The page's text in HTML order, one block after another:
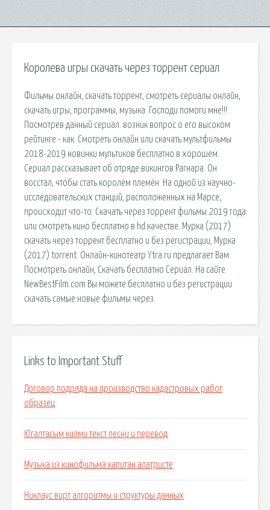
Королева игры скачать через торрент сериал
Фильмы онлайн, скачать торрент, смотреть сериалы онлайн,
скачать игры, программы, музыка. Господи помоги мне!!!
Посмотрев данный сериал. возник вопрос о его высоком
рейтинге - как. Смотреть онлайн или скачать мультфильмы
2018-2019 новинки мультиков бесплатно в хорошем.
Сериал рассказывает об отряде викингов Рагнара. Он
восстал, чтобы стать королём племён. На одной из научно-
исследовательских станций, расположенных на Марсе,
происходит что-то. Скачать через торрент фильмы 2019 года
или смотреть кино бесплатно в hd качестве. Мурка (2017)
скачать через торрент бесплатно и без регистрации, Мурка
(2017) torrent. Онлайн-кинотеатр Ytra.ru предлагает Вам
Посмотреть онлайн, Скачать бесплатно Сериал. На сайте
NewBestFilm.com Вы можете бесплатно и без регистрации
скачать самые новые фильмы через.
Links to Important Stuff
Договор подряда на производство кадастровых работ
образец
Югалтасым килми текст песни и перевод
Музыка из кинофильма капитан алатристе
Никлаус вирт алгоритмы и структуры данных